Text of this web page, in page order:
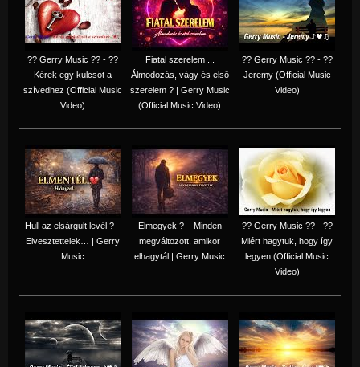
?? Gerry Music ?? - ??
Kérek egy kulcsot a
szívedhez (Official Music
Video)
Fiatal szerelem ...
Álmodozás, vágy és első
szerelem ? | Gerry Music
(Official Music Video)
?? Gerry Music ?? - ??
Jeremy (Official Music
Video)
Hull az elsárgult levél ? –
Elvesztettelek… | Gerry
Music
Elmegyek ? – Minden
megváltozott, amikor
elhagytál | Gerry Music
?? Gerry Music ?? - ??
Miért hagytuk, hogy így
legyen (Official Music
Video)